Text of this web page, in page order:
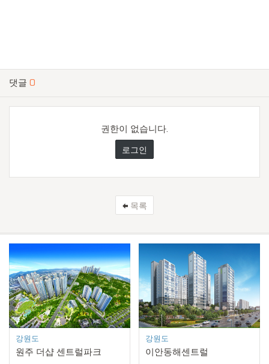
댓글 0
권한이 없습니다.
로그인
목록
강원도
원주 더샵 센트럴파크
강원도
이안동해센트럴